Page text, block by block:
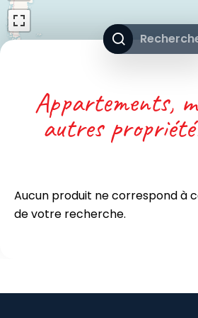
Appartements,
autres
Aucun produit ne correspond à
de votre recherche.